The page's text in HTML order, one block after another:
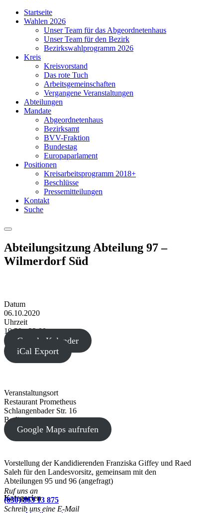
Startseite
Wahlen 2026
Unser Team für das Abgeordnetenhaus
Unser Team für den Bezirk
Bezirkswahlprogramm 2026
Kreis
Kreisvorstand
Das rote Tuch
Arbeitsgemeinschaften
Vergangene Veranstaltungen
Abteilungen
Mandate
Abgeordnetenhaus
Bezirksamt
BVV-Fraktion
Bundestag
Europaparlament
Positionen
Kreisarbeitsprogramm 2018+
Beschlüsse
Pressemitteilungen
Kontakt
Suche
Menu
Abteilungsitzung Abteilung 97 –
Wilmerdorf Süd
Datum
06.10.2020
Uhrzeit
19:30 - 22:00
Google Kalender
iCal Export
Veranstaltungsort
Restaurant Prometheus
Schlangenbader Str. 16
Berlin
Google Maps aufrufen
Vorstellung der Kandidierenden Franziska Giffey und Raed
Saleh für den Landesvorsitz, gemeinsam mit den
Abteilungen 95 und 96 (angefragt)
Kategorien
Ruf uns an
(030) 863 13 875
Schreib uns eine E-Mail